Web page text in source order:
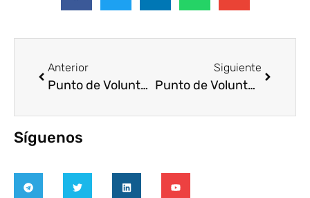
Anterior
Punto de Voluntariado Sevilla (Abril 2025)
Siguiente
Punto de Voluntariado Valencia (Abril 2025)
Síguenos